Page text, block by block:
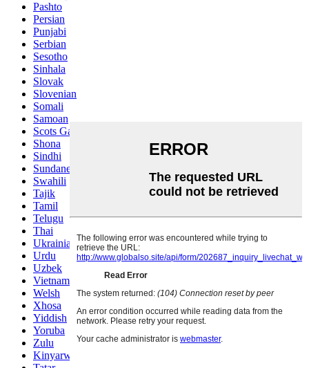
Pashto
Persian
Punjabi
Serbian
Sesotho
Sinhala
Slovak
Slovenian
Somali
Samoan
Scots Gaelic
Shona
Sindhi
Sundanese
Swahili
Tajik
Tamil
Telugu
Thai
Ukrainian
Urdu
Uzbek
Vietnamese
Welsh
Xhosa
Yiddish
Yoruba
Zulu
Kinyarwanda